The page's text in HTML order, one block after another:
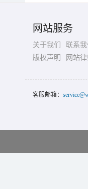
网站服务
关于我们 联系我
版权声明
网站
客服邮箱：